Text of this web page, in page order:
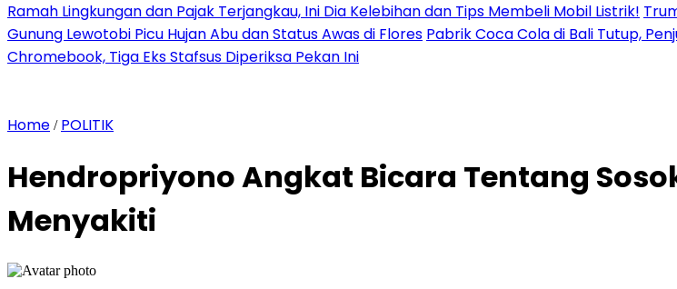
Ramah Lingkungan dan Pajak Terjangkau, Ini Dia Kelebihan dan Tips Membeli Mobil Listrik!
Gunung Lewotobi Picu Hujan Abu dan Status Awas di Flores Pabrik Coca Cola di Bali Tutup,
Chromebook, Tiga Eks Stafsus Diperiksa Pekan Ini
Home / POLITIK
Hendropriyono Angkat Bicara Tentang
Menyakiti